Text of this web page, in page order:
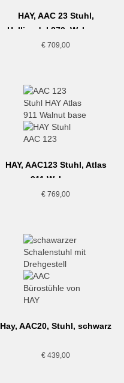
HAY, AAC 23 Stuhl,
Hallingdal 270, Walnuss
€ 709,00
HAY, AAC123 Stuhl, Atlas
911 Walnuss
€ 769,00
Hay, AAC20, Stuhl, schwarz
€ 439,00